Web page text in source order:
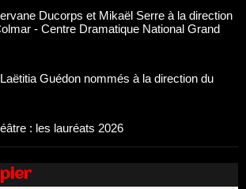
Guédon nommés à la direction du
: les lauréats 2026
Écrire pour le cirque, les lauréats 2026 !
prix SACD 2026